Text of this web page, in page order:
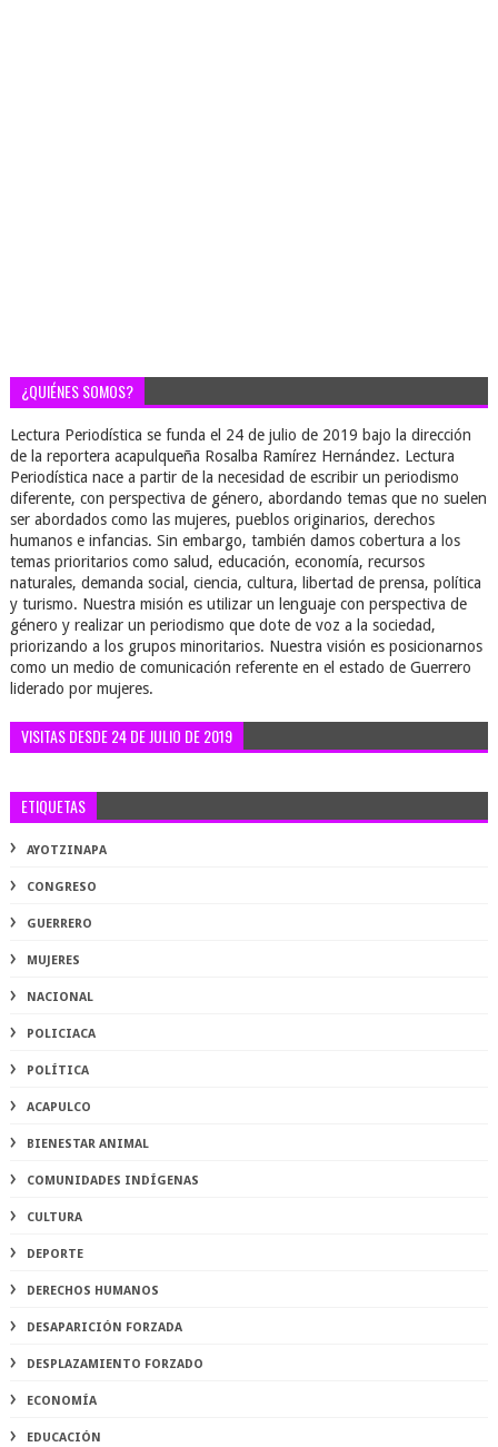
¿QUIÉNES SOMOS?
Lectura Periodística se funda el 24 de julio de 2019 bajo la dirección
de la reportera acapulqueña Rosalba Ramírez Hernández. Lectura
Periodística nace a partir de la necesidad de escribir un periodismo
diferente, con perspectiva de género, abordando temas que no suelen
ser abordados como las mujeres, pueblos originarios, derechos
humanos e infancias. Sin embargo, también damos cobertura a los
temas prioritarios como salud, educación, economía, recursos
naturales, demanda social, ciencia, cultura, libertad de prensa, política
y turismo. Nuestra misión es utilizar un lenguaje con perspectiva de
género y realizar un periodismo que dote de voz a la sociedad,
priorizando a los grupos minoritarios. Nuestra visión es posicionarnos
como un medio de comunicación referente en el estado de Guerrero
liderado por mujeres.
VISITAS DESDE 24 DE JULIO DE 2019
ETIQUETAS
AYOTZINAPA
CONGRESO
GUERRERO
MUJERES
NACIONAL
POLICIACA
POLÍTICA
ACAPULCO
BIENESTAR ANIMAL
COMUNIDADES INDÍGENAS
CULTURA
DEPORTE
DERECHOS HUMANOS
DESAPARICIÓN FORZADA
DESPLAZAMIENTO FORZADO
ECONOMÍA
EDUCACIÓN